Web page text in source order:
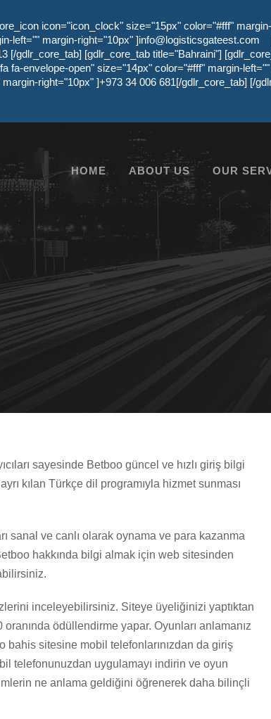
icon="icon_clock" size="15px" color="#fff"
left="" margin-right="10px" ]info@logisticsgateest.com
[/gdlr_core_tab] [gdlr_core_tab title="Bahraini"]
fa-envelope-open" size="14px" color="#fff" margin-
right="10px" ]+973 34 006 681[/gdlr_core_tab] [/
HOME ABOUT US OUR
sayesinde Betboo güncel ve hızlı giriş bilgi
kılan Türkçe dil programıyla hizmet sunması
sanal ve canlı olarak oynama ve para kazanma
hakkında bilgi almak için web sitesinden
inceleyebilirsiniz. Siteye üyeliğinizi yaptıktan
ödüllendirme yapar. Oyunları anlamanız
sitesine mobil telefonlarınızdan da giriş
telefonunuzdan uygulamayı indirin ve oyun
ne anlama geldiğini öğrenerek daha bilinçli